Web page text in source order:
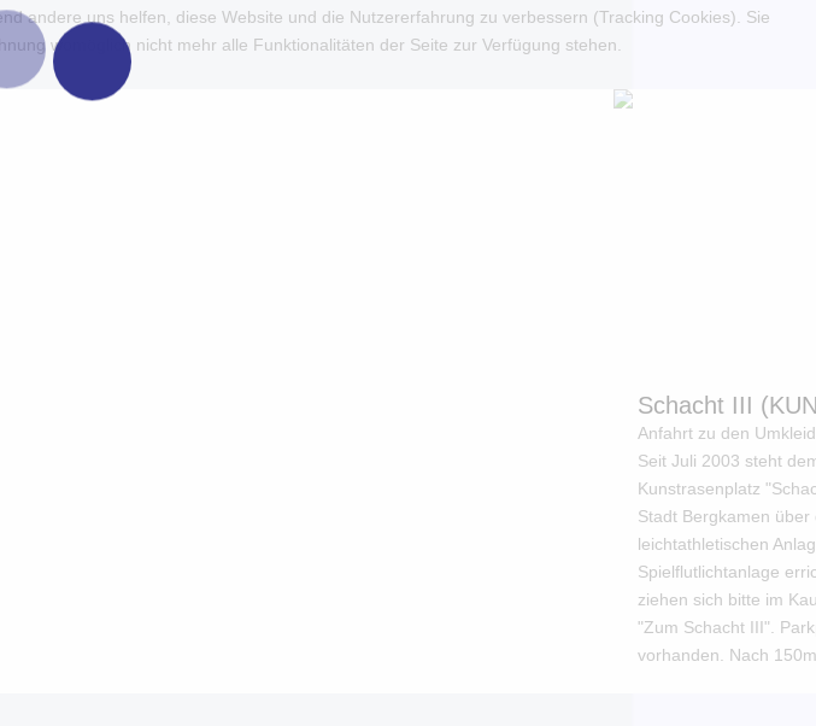
Schacht III
Anfahrt zu den
Seit Juli 2003 steht
Kunstrasenplatz
Stadt Bergkamen
leichtathletischen
Spielflutlichtanlage
ziehen sich bitte im
"Zum Schacht III".
vorhanden. Nach
andere uns helfen, diese Website und die Nutzererfahrung zu verbessern (Tracking Cookies). Sie
womöglich nicht mehr alle Funktionalitäten der Seite zur Verfügung stehen.